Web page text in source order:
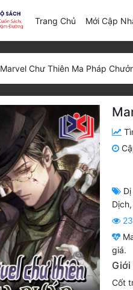
Trang Chủ Mới Cập
Marvel Chư Thiên Ma Pháp
Dịch,
giá.
Giới
Cốt